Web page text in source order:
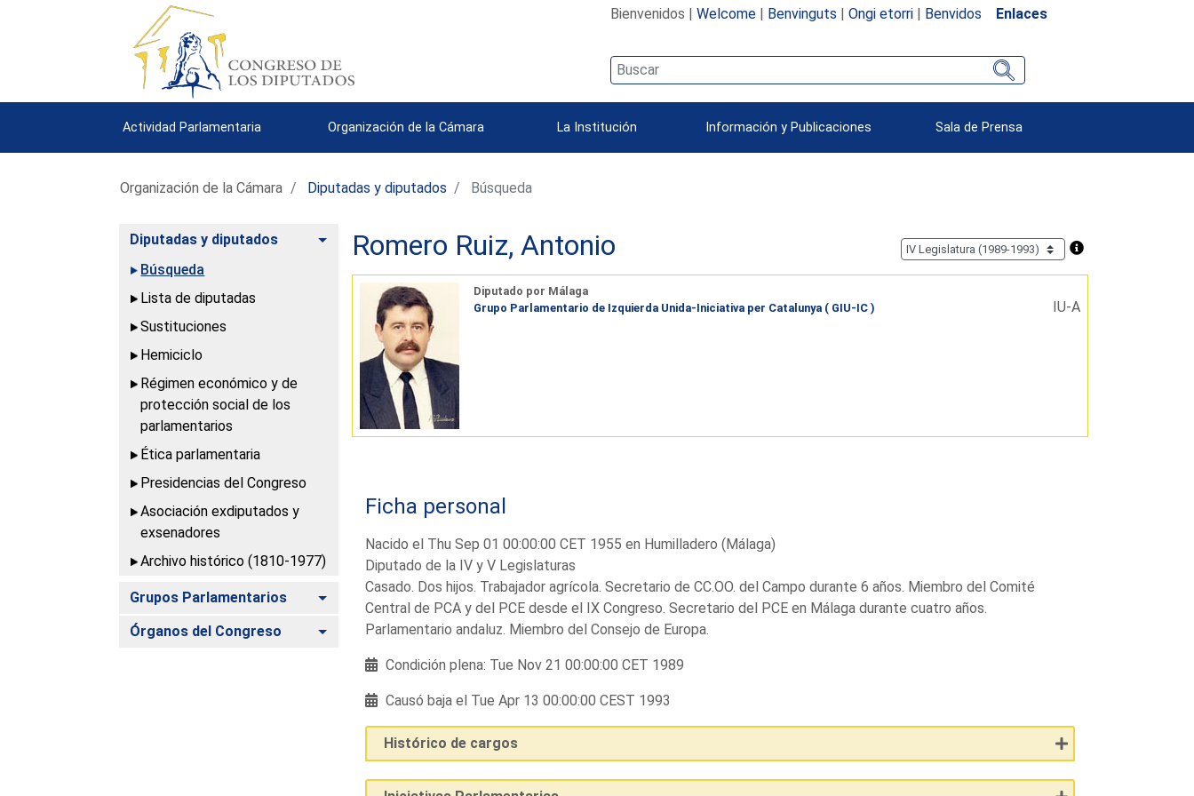
Bienvenidos | Welcome| Benvinguts | Ongi etorri| Benvidos Enlaces
Actividad Parlamentaria Organización de la Cámara La Institución Información y Publicaciones Sala de Prensa
Organización de la Cámara Diputadas y diputados Búsqueda
Diputadas y diputados
Alternar
Búsqueda
Lista de diputadas
Sustituciones
Hemiciclo
Régimen económico y de
protección social de los
parlamentarios
Ética parlamentaria
Presidencias del Congreso
Asociación exdiputados y
exsenadores
Archivo histórico (1810-1977)
Grupos Parlamentarios Alternar
Órganos del Congreso Alternar
Romero Ruiz, Antonio
Diputado por Málaga
Grupo Parlamentario de Izquierda Unida-Iniciativa per Catalunya ( GIU-IC )
IU-A
Ficha personal
Nacido el Thu Sep 01 00:00:00 CET 1955 en Humilladero (Málaga)
Diputado de la IV y V Legislaturas
Casado. Dos hijos. Trabajador agrícola. Secretario de CC.OO. del Campo durante 6 años. Miembro del Comité
Central de PCA y del PCE desde el IX Congreso. Secretario del PCE en Málaga durante cuatro años.
Parlamentario andaluz. Miembro del Consejo de Europa.
Condición plena: Tue Nov 21 00:00:00 CET 1989
Causó baja el Tue Apr 13 00:00:00 CEST 1993
Histórico de cargos